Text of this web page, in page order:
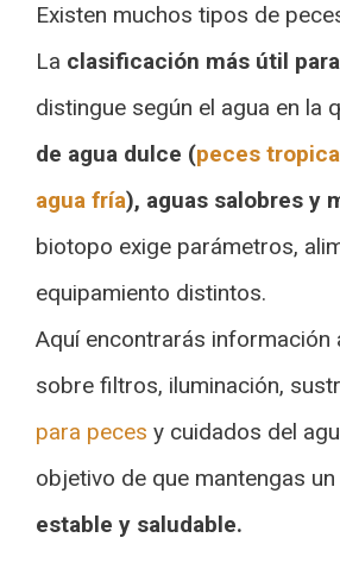
Existen muchos tipos de
La clasificación más útil
distingue según el agua en la
de agua dulce (peces
agua fría), aguas salobres y
biotopo exige parámetros,
equipamiento distintos.
Aquí encontrarás información
sobre filtros, iluminación,
para peces y cuidados del
objetivo de que mantengas un
estable y saludable.